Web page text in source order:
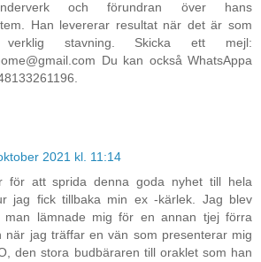
och förundran över hans
Han levererar resultat när det är som
stavning. Skicka ett mejl:
Du kan också WhatsAppa
2021 kl. 11:14
för att sprida denna goda nyhet till hela
jag fick tillbaka min ex -kärlek. Jag blev
man lämnade mig för en annan tjej förra
när jag träffar en vän som presenterar mig
den stora budbäraren till oraklet som han